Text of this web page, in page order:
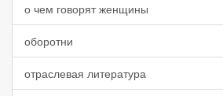
о чем говорят женщины
оборотни
отраслевая литература